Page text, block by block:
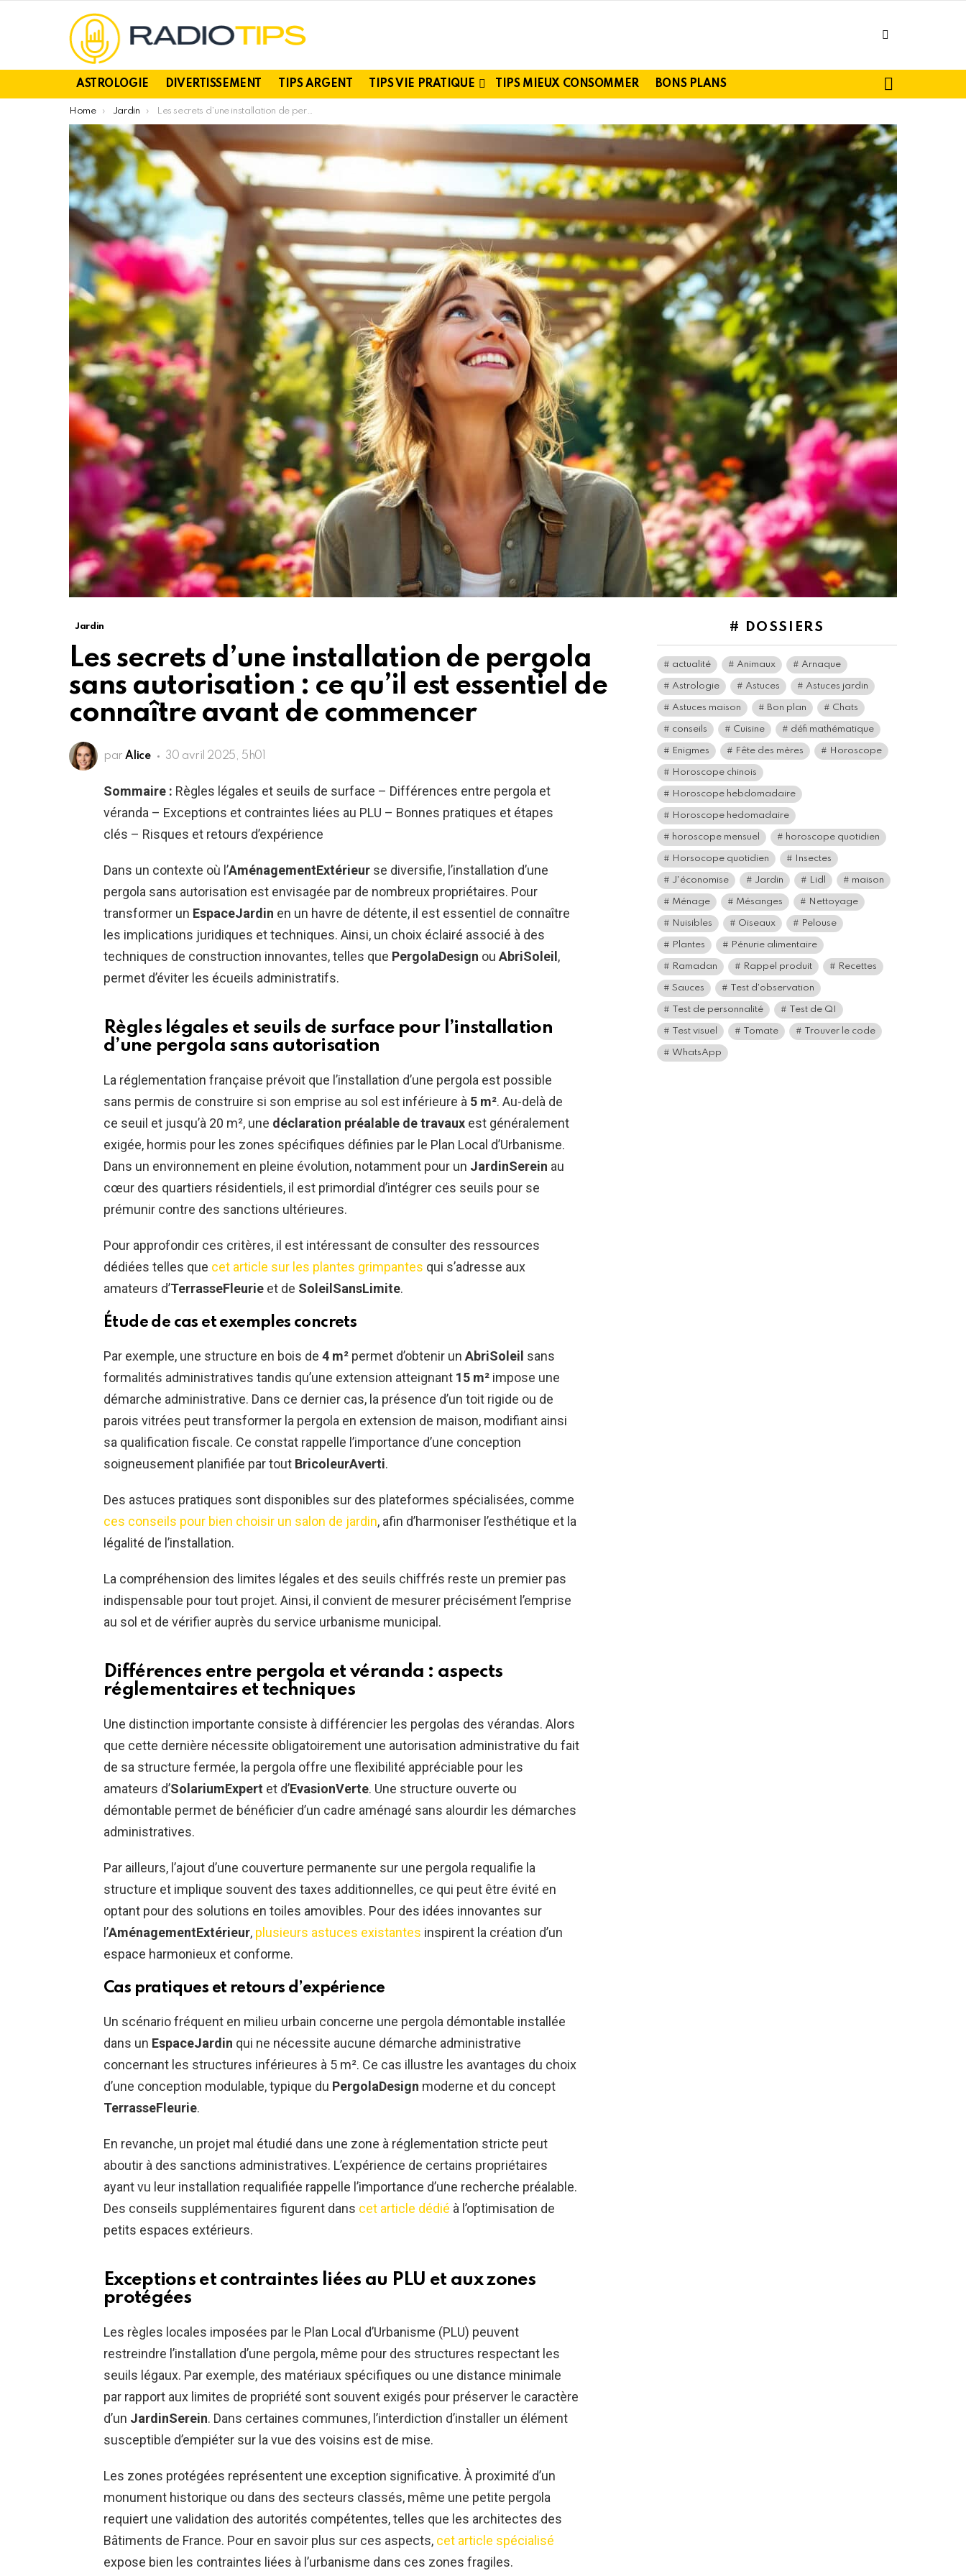
ASTROLOGIE DIVERTISSEMENT TIPS ARGENT TIPS VIE PRATIQUE TIPS MIEUX CONSOMMER BONS PLANS
You are here:
Home Jardin Les secrets d’une installation de pergola sans autorisation : ce qu’il est essentiel de connaître avant de commencer
Jardin
Les secrets d’une installation de pergola
sans autorisation : ce qu’il est essentiel de
connaître avant de commencer
par Alice 30 avril 2025, 5h01
Sommaire : Règles légales et seuils de surface – Différences entre pergola et
véranda – Exceptions et contraintes liées au PLU – Bonnes pratiques et étapes
clés – Risques et retours d’expérience
Dans un contexte où l’AménagementExtérieur se diversifie, l’installation d’une
pergola sans autorisation est envisagée par de nombreux propriétaires. Pour
transformer un EspaceJardin en un havre de détente, il est essentiel de connaître
les implications juridiques et techniques. Ainsi, un choix éclairé associé à des
techniques de construction innovantes, telles que PergolaDesign ou AbriSoleil ,
permet d’éviter les écueils administratifs.
Règles légales et seuils de surface pour l’installation
d’une pergola sans autorisation
La réglementation française prévoit que l’installation d’une pergola est possible
sans permis de construire si son emprise au sol est inférieure à 5 m². Au-delà de
ce seuil et jusqu’à 20 m², une déclaration préalable de travaux est généralement
exigée, hormis pour les zones spécifiques définies par le Plan Local d’Urbanisme.
Dans un environnement en pleine évolution, notamment pour un JardinSerein au
cœur des quartiers résidentiels, il est primordial d’intégrer ces seuils pour se
prémunir contre des sanctions ultérieures.
Pour approfondir ces critères, il est intéressant de consulter des ressources
dédiées telles que cet article sur les plantes grimpantes qui s’adresse aux
amateurs d’TerrasseFleurie et de SoleilSansLimite.
Étude de cas et exemples concrets
Par exemple, une structure en bois de 4 m² permet d’obtenir un AbriSoleil sans
formalités administratives tandis qu’une extension atteignant 15 m² impose une
démarche administrative. Dans ce dernier cas, la présence d’un toit rigide ou de
parois vitrées peut transformer la pergola en extension de maison, modifiant ainsi
sa qualification fiscale. Ce constat rappelle l’importance d’une conception
soigneusement planifiée par tout BricoleurAverti.
Des astuces pratiques sont disponibles sur des plateformes spécialisées, comme
ces conseils pour bien choisir un salon de jardin, afin d’harmoniser l’esthétique et la
légalité de l’installation.
La compréhension des limites légales et des seuils chiffrés reste un premier pas
indispensable pour tout projet. Ainsi, il convient de mesurer précisément l’emprise
au sol et de vérifier auprès du service urbanisme municipal.
Différences entre pergola et véranda : aspects
réglementaires et techniques
Une distinction importante consiste à différencier les pergolas des vérandas. Alors
que cette dernière nécessite obligatoirement une autorisation administrative du fait
de sa structure fermée, la pergola offre une flexibilité appréciable pour les
amateurs d’SolariumExpert et d’EvasionVerte. Une structure ouverte ou
démontable permet de bénéficier d’un cadre aménagé sans alourdir les démarches
administratives.
Par ailleurs, l’ajout d’une couverture permanente sur une pergola requalifie la
structure et implique souvent des taxes additionnelles, ce qui peut être évité en
optant pour des solutions en toiles amovibles. Pour des idées innovantes sur
l’AménagementExtérieur, plusieurs astuces existantes inspirent la création d’un
espace harmonieux et conforme.
Cas pratiques et retours d’expérience
Un scénario fréquent en milieu urbain concerne une pergola démontable installée
dans un EspaceJardin qui ne nécessite aucune démarche administrative
concernant les structures inférieures à 5 m². Ce cas illustre les avantages du choix
d’une conception modulable, typique du PergolaDesign moderne et du concept
TerrasseFleurie.
En revanche, un projet mal étudié dans une zone à réglementation stricte peut
aboutir à des sanctions administratives. L’expérience de certains propriétaires
ayant vu leur installation requalifiée rappelle l’importance d’une recherche préalable.
Des conseils supplémentaires figurent dans cet article dédié à l’optimisation de
petits espaces extérieurs.
Exceptions et contraintes liées au PLU et aux zones
protégées
Les règles locales imposées par le Plan Local d’Urbanisme (PLU) peuvent
restreindre l’installation d’une pergola, même pour des structures respectant les
seuils légaux. Par exemple, des matériaux spécifiques ou une distance minimale
par rapport aux limites de propriété sont souvent exigés pour préserver le caractère
d’un JardinSerein. Dans certaines communes, l’interdiction d’installer un élément
susceptible d’empiéter sur la vue des voisins est de mise.
Les zones protégées représentent une exception significative. À proximité d’un
monument historique ou dans des secteurs classés, même une petite pergola
requiert une validation des autorités compétentes, telles que les architectes des
Bâtiments de France. Pour en savoir plus sur ces aspects, cet article spécialisé
expose bien les contraintes liées à l’urbanisme dans ces zones fragiles.
# DOSSIERS
actualité Animaux Arnaque
Astrologie Astuces Astuces jardin
Astuces maison Bon plan Chats
conseils Cuisine défi mathématique
Enigmes Fête des mères Horoscope
Horoscope chinois
Horoscope hebdomadaire
Horoscope hedomadaire
horoscope mensuel horoscope quotidien
Horsocope quotidien Insectes
J'économise Jardin Lidl maison
Ménage Mésanges Nettoyage
Nuisibles Oiseaux Pelouse
Plantes Pénurie alimentaire
Ramadan Rappel produit Recettes
Sauces Test d'observation
Test de personnalité Test de QI
Test visuel Tomate Trouver le code
WhatsApp